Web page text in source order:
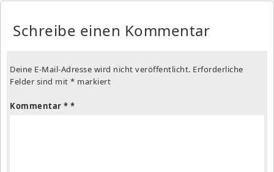
Schreibe einen Kommentar
Deine E-Mail-Adresse wird nicht veröffentlicht. Erforderliche
Felder sind mit * markiert
Kommentar *